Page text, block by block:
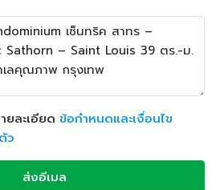
ยละเอียด ข้อกำหนดและเงื่อนไข
ว
ส่งอีเมล